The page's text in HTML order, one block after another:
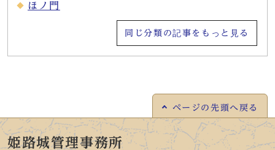
ほノ門
同じ分類の記事をもっと見る
ページの 先頭へ戻る
姫路城管理事務所